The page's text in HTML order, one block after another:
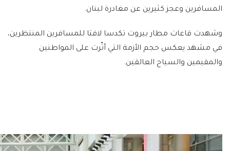
المسافرين وعجز كثيرين عن مغادرة لبنان.
وشهدت قاعات مطار بيروت تكدسا لافتا للمسافرين المنتظرين،
في مشهد يعكس حجم الأزمة التي أثّرت على المواطنين
والمقيمين والسياح العالقين.